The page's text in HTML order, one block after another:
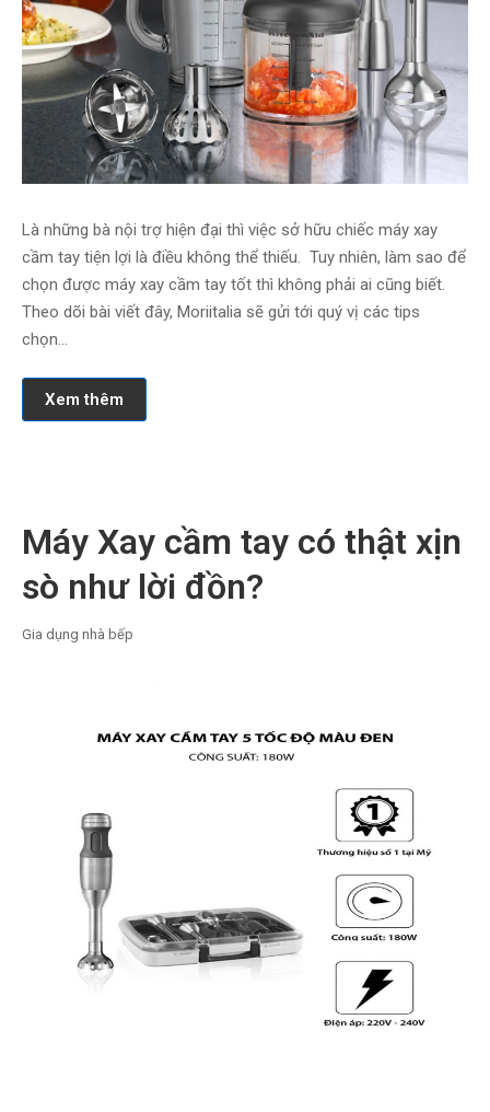
Là những bà nội trợ hiện đại thì việc sở hữu chiếc máy xay
cầm tay tiện lợi là điều không thể thiếu. Tuy nhiên, làm sao để
chọn được máy xay cầm tay tốt thì không phải ai cũng biết.
Theo dõi bài viết đây, Moriitalia sẽ gửi tới quý vị các tips
chọn…
Xem thêm
Máy Xay cầm tay có thật xịn
sò như lời đồn?
Gia dụng nhà bếp